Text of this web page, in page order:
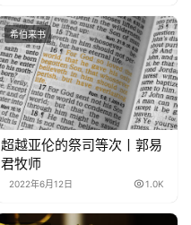
希伯来书
超越亚伦的祭司等次丨郭易
君牧师
2022年6月12日 1.0K